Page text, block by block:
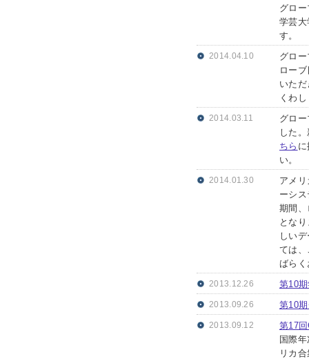
グロ
学芸大
す。
2014.04.10
グロ
ロー
いた
くわ
2014.03.11
グロ
した
ちら
い。
2014.01.30
アメ
ーシ
期間、
とな
しい
ては、
ばらく
2013.12.26 第10
2013.09.26 第10
2013.09.12
第17
国際
リカ